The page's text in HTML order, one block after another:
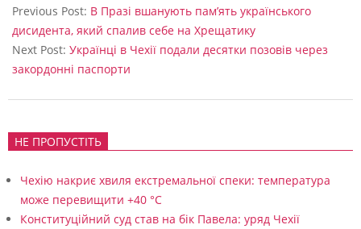
10-
29
Previous Post: В Празі вшанують пам’ять українського
дисидента, який спалив себе на Хрещатику
Next Post: Українці в Чехії подали десятки позовів через
закордонні паспорти
НЕ ПРОПУСТІТЬ
Чехію накриє хвиля екстремальної спеки: температура
може перевищити +40 °C
Конституційний суд став на бік Павела: уряд Чехії